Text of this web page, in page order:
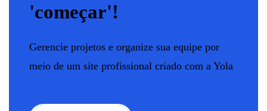
'começar'!
Gerencie projetos e organize sua equipe por
meio de um site profissional criado com a Yola